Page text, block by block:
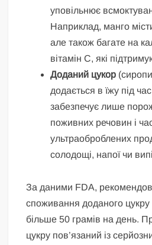
уповільнює
Наприклад, манго
але також багате на
вітамін С, які
Доданий цукор
додається в їжу під
забезпечує лише
поживних речовин і
ультраоброблених
солодощі, напої чи
За даними FDA,
споживання доданого цукру
більше 50 грамів на день.
цукру пов’язаний із